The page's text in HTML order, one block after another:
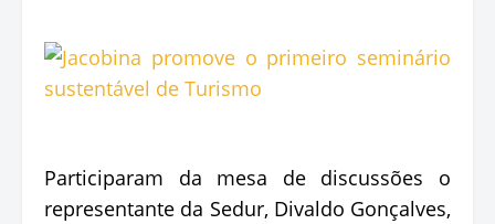
Participaram da mesa de discussões o
representante da Sedur, Divaldo Gonçalves,